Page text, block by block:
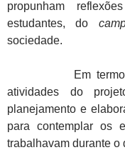
propunham
estudantes, do
sociedade.
Em termos da
atividades do
planejamento e
para contemplar os
trabalhavam durante